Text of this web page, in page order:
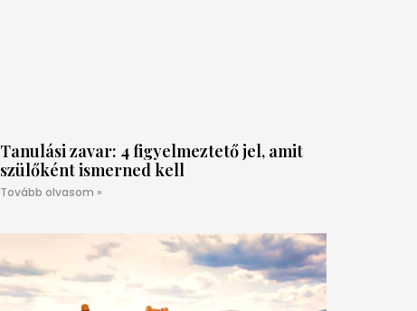
Tanulási zavar: 4 figyelmeztető jel, amit
szülőként ismerned kell
Tovább olvasom »